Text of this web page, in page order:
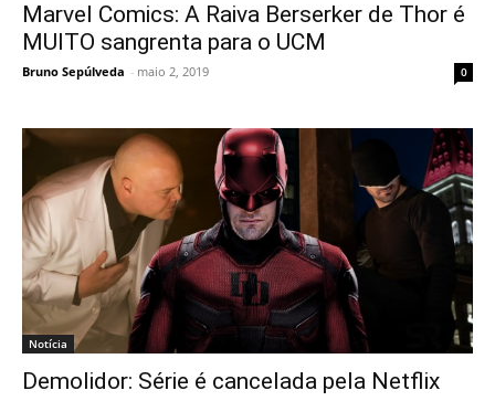
Marvel Comics: A Raiva Berserker de Thor é
MUITO sangrenta para o UCM
Bruno Sepúlveda - maio 2, 2019 0
Notícia
Demolidor: Série é cancelada pela Netflix